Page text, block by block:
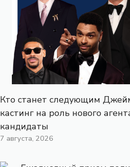
Кто станет следующим
кастинг на роль нового
кандидаты
7 августа, 2026